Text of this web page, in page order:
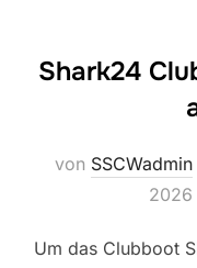
Shark24
von SSCWadmin
2026
Um das Clubboot